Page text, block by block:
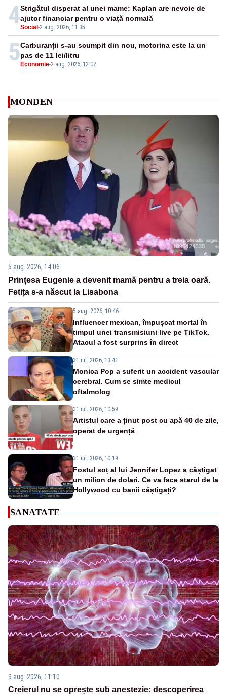
4Social -2 aug. 2026, 11:35
Strigătul disperat al unei mame: Kaplan are nevoie de
ajutor financiar pentru o viață normală
5 Economie-2 aug. 2026, 12:02
Carburanții s-au scumpit din nou, motorina este la un
pas de 11 lei/litru
MONDEN
5 aug. 2026, 14:06
Prințesa Eugenie a devenit mamă pentru a treia oară.
Fetița s-a născut la Lisabona
5 aug. 2026, 10:46
Influencer mexican, împușcat mortal în
timpul unei transmisiuni live pe TikTok.
Atacul a fost surprins în direct
31 iul. 2026, 13:41
Monica Pop a suferit un accident vascular
cerebral. Cum se simte medicul
oftalmolog
31 iul. 2026, 10:59
Artistul care a ținut post cu apă 40 de zile,
operat de urgență
31 iul. 2026, 10:19
Fostul soț al lui Jennifer Lopez a câștigat
un milion de dolari. Ce va face starul de la
Hollywood cu banii câștigați?
SANATATE
9 aug. 2026, 11:10
Creierul nu se oprește sub anestezie: descoperirea